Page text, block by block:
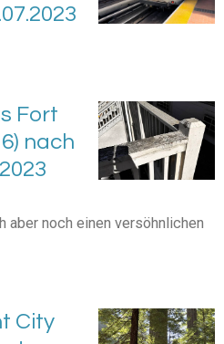
Fort
nach
aber noch einen versöhnlichen
City